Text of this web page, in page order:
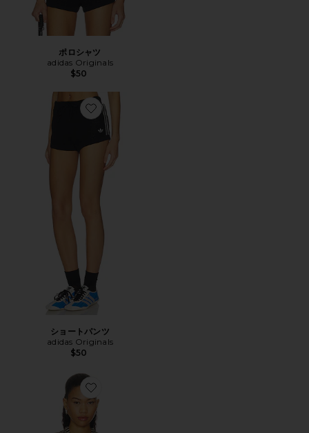
ポロシャツ
adidas Originals
$50
Favorite ショートパンツ
ショートパンツ
adidas Originals
$50
Favorite MIDWAY CANOPY HALTER HOOD トップ